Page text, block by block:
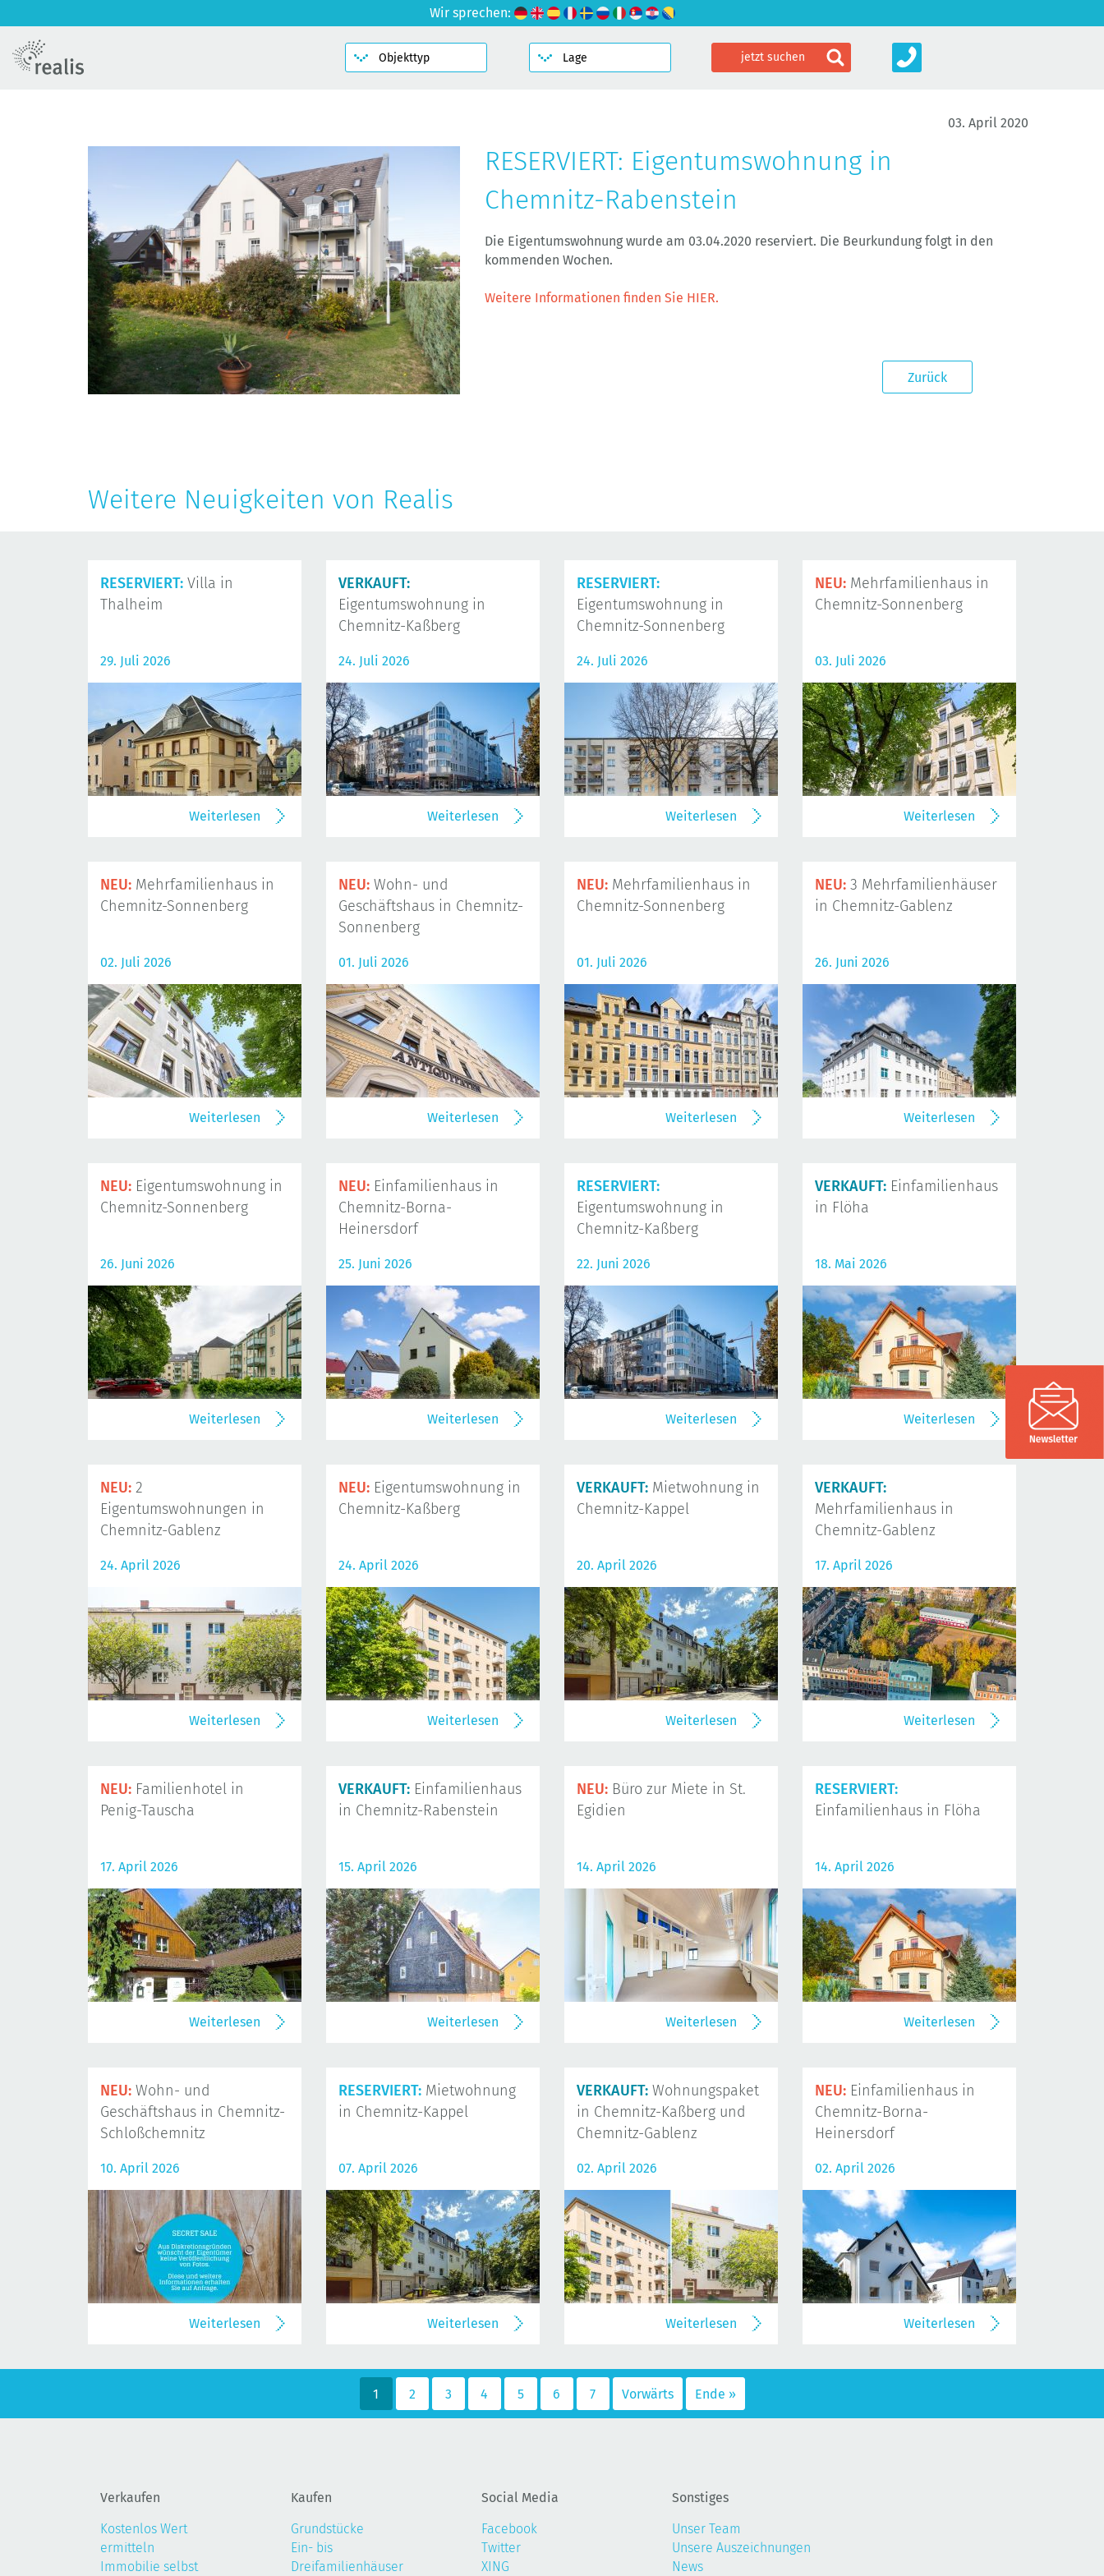
Wir sprechen:
03. April 2020
RESERVIERT: Eigentumswohnung in
Chemnitz-Rabenstein
Die Eigentumswohnung wurde am 03.04.2020 reserviert. Die Beurkundung folgt in den
kommenden Wochen.
Weitere Informationen finden Sie HIER.
Zurück
Weitere Neuigkeiten von Realis
RESERVIERT: Villa in
Thalheim
29. Juli 2026
Weiterlesen
VERKAUFT:
Eigentumswohnung in
Chemnitz-Kaßberg
24. Juli 2026
Weiterlesen
RESERVIERT:
Eigentumswohnung in
Chemnitz-Sonnenberg
24. Juli 2026
Weiterlesen
NEU: Mehrfamilienhaus in
Chemnitz-Sonnenberg
03. Juli 2026
Weiterlesen
NEU: Mehrfamilienhaus in
Chemnitz-Sonnenberg
02. Juli 2026
Weiterlesen
NEU: Wohn- und
Geschäftshaus in Chemnitz-
Sonnenberg
01. Juli 2026
Weiterlesen
NEU: Mehrfamilienhaus in
Chemnitz-Sonnenberg
01. Juli 2026
Weiterlesen
NEU: 3 Mehrfamilienhäuser
in Chemnitz-Gablenz
26. Juni 2026
Weiterlesen
NEU: Eigentumswohnung in
Chemnitz-Sonnenberg
26. Juni 2026
Weiterlesen
NEU: Einfamilienhaus in
Chemnitz-Borna-
Heinersdorf
25. Juni 2026
Weiterlesen
RESERVIERT:
Eigentumswohnung in
Chemnitz-Kaßberg
22. Juni 2026
Weiterlesen
VERKAUFT: Einfamilienhaus
in Flöha
18. Mai 2026
Weiterlesen
NEU: 2
Eigentumswohnungen in
Chemnitz-Gablenz
24. April 2026
Weiterlesen
NEU: Eigentumswohnung in
Chemnitz-Kaßberg
24. April 2026
Weiterlesen
VERKAUFT: Mietwohnung in
Chemnitz-Kappel
20. April 2026
Weiterlesen
VERKAUFT:
Mehrfamilienhaus in
Chemnitz-Gablenz
17. April 2026
Weiterlesen
NEU: Familienhotel in
Penig-Tauscha
17. April 2026
Weiterlesen
VERKAUFT: Einfamilienhaus
in Chemnitz-Rabenstein
15. April 2026
Weiterlesen
NEU: Büro zur Miete in St.
Egidien
14. April 2026
Weiterlesen
RESERVIERT:
Einfamilienhaus in Flöha
14. April 2026
Weiterlesen
NEU: Wohn- und
Geschäftshaus in Chemnitz-
Schloßchemnitz
10. April 2026
Weiterlesen
RESERVIERT: Mietwohnung
in Chemnitz-Kappel
07. April 2026
Weiterlesen
VERKAUFT: Wohnungspaket
in Chemnitz-Kaßberg und
Chemnitz-Gablenz
02. April 2026
Weiterlesen
NEU: Einfamilienhaus in
Chemnitz-Borna-
Heinersdorf
02. April 2026
Weiterlesen
1 2 3 4 5 6 7 Vorwärts Ende »
Verkaufen
Kostenlos Wert
ermitteln
Immobilie selbst
Kaufen
Grundstücke
Ein- bis
Dreifamilienhäuser
Social Media
Facebook
Twitter
XING
Sonstiges
Unser Team
Unsere Auszeichnungen
News